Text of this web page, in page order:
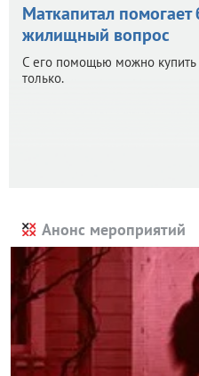
Маткапитал
жилищный вопрос
С его помощью можно купить
только.
Анонс мероприятий